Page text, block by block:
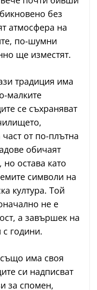
без
атмосфера на
по-шумни
ще изместят.
традиция има
малките
се съхраняват
от по-плътна
обичаят
остава като
символи на
култура. Той
не е
а завършек на
години.
има своя
си надписват
за спомен,